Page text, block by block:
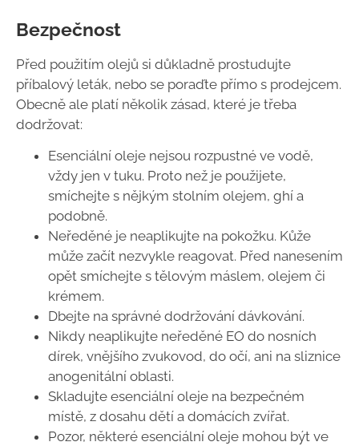
Bezpečnost
Před použitím olejů si důkladně prostudujte
příbalový leták, nebo se poraďte přímo s prodejcem.
Obecně ale platí několik zásad, které je třeba
dodržovat:
Esenciální oleje nejsou rozpustné ve vodě,
vždy jen v tuku. Proto než je použijete,
smíchejte s nějkým stolním olejem, ghí a
podobně.
Neředěné je neaplikujte na pokožku. Kůže
může začít nezvykle reagovat. Před nanesením
opět smíchejte s tělovým máslem, olejem či
krémem.
Dbejte na správné dodržování dávkování.
Nikdy neaplikujte neředěné EO do nosních
dírek, vnějšího zvukovod, do očí, ani na sliznice
anogenitální oblasti.
Skladujte esenciální oleje na bezpečném
místě, z dosahu dětí a domácích zvířat.
Pozor, některé esenciální oleje mohou být ve